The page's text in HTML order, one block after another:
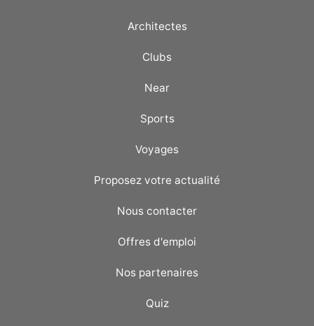
Architectes
Clubs
Near
Sports
Voyages
Proposez votre actualité
Nous contacter
Offres d'emploi
Nos partenaires
Quiz